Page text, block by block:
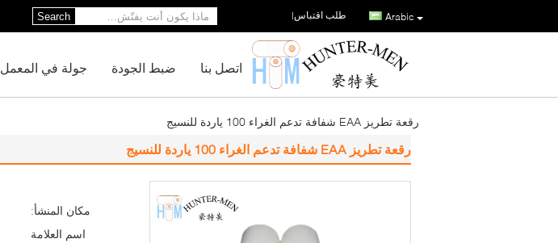
Arabic طلب اقتباس|
Search
جولة في المعمل ضبط الجودة اتصل بنا
رقعة تطريز EAA شفافة تدعم الغراء 100 ياردة للنسيج
رقعة تطريز EAA شفافة تدعم الغراء 100 ياردة للنسيج
مكان المنشأ:
اسم العلامة